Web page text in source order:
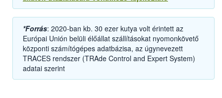
*Forrás: 2020-ban kb. 30 ezer kutya volt érintett az
Európai Unión belüli élőállat szállításokat nyomonkövető
központi számítógépes adatbázisa, az úgynevezett
TRACES rendszer (TRAde Control and Expert System)
adatai szerint